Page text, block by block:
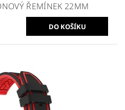
ŘEMÍNEK 22MM